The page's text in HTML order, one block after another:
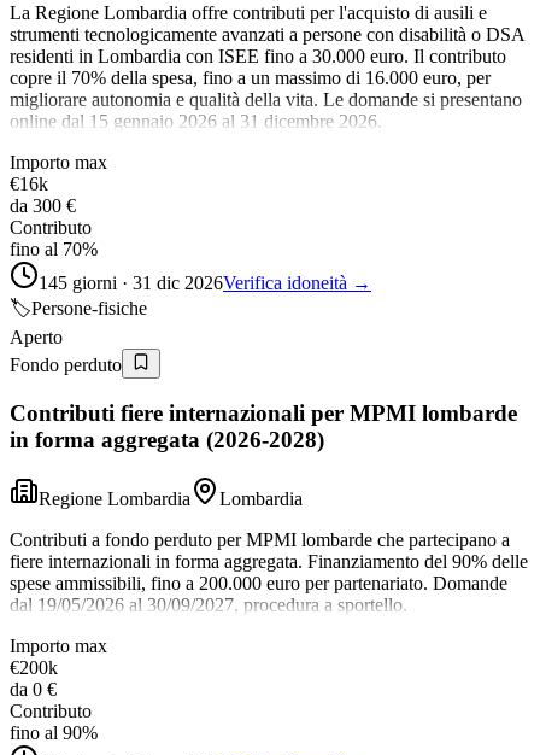
La Regione Lombardia offre contributi per l'acquisto di ausili e
strumenti tecnologicamente avanzati a persone con disabilità o DSA
residenti in Lombardia con ISEE fino a 30.000 euro. Il contributo
copre il 70% della spesa, fino a un massimo di 16.000 euro, per
migliorare autonomia e qualità della vita. Le domande si presentano
online dal 15 gennaio 2026 al 31 dicembre 2026.
Importo max
€16k
da 300 €
Contributo
fino al 70%
145 giorni · 31 dic 2026Verifica idoneità →
🏷️Persone-fisiche
Aperto
Fondo perduto
Contributi fiere internazionali per MPMI lombarde
in forma aggregata (2026-2028)
Regione Lombardia
Lombardia
Contributi a fondo perduto per MPMI lombarde che partecipano a
fiere internazionali in forma aggregata. Finanziamento del 90% delle
spese ammissibili, fino a 200.000 euro per partenariato. Domande
dal 19/05/2026 al 30/09/2027, procedura a sportello.
Importo max
€200k
da 0 €
Contributo
fino al 90%